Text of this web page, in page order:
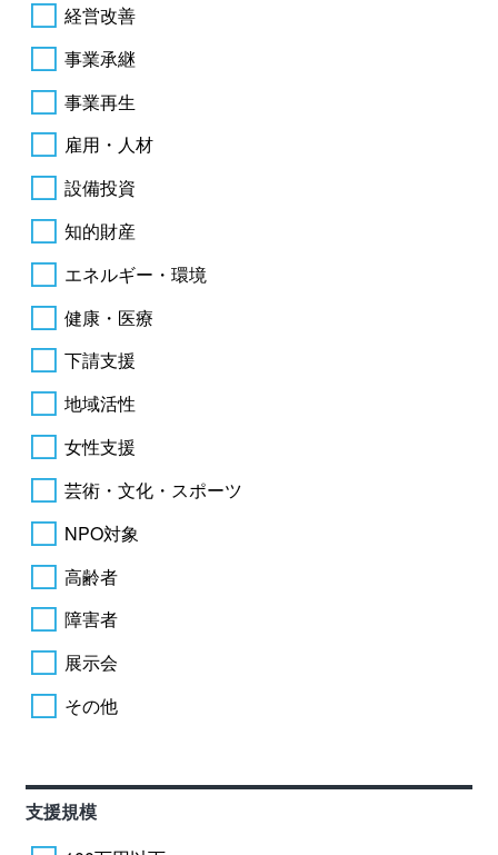
経営改善
事業承継
事業再生
雇用・人材
設備投資
知的財産
エネルギー・環境
健康・医療
下請支援
地域活性
女性支援
芸術・文化・スポーツ
NPO対象
高齢者
障害者
展示会
その他
支援規模